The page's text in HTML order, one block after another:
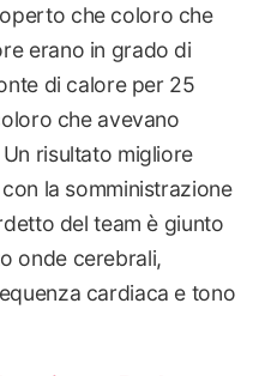
che coloro che
erano in grado di
di calore per 25
che avevano
risultato migliore
la somministrazione
del team è giunto
onde cerebrali,
cardiaca e tono